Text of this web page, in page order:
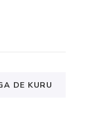
DE KURU